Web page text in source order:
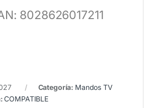
8028626017211
Categoría: Mandos TV
COMPATIBLE